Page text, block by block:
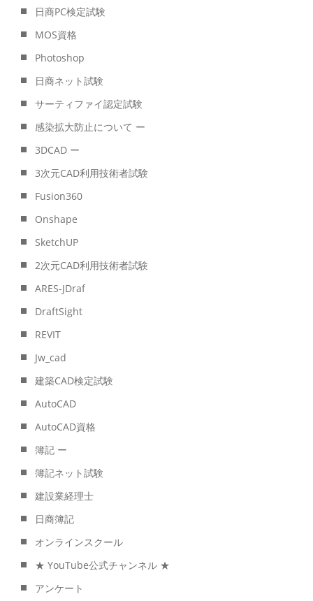
日商PC検定試験
MOS資格
Photoshop
日商ネット試験
サーティファイ認定試験
感染拡大防止について ー
3DCAD ー
3次元CAD利用技術者試験
Fusion360
Onshape
SketchUP
2次元CAD利用技術者試験
ARES-JDraf
DraftSight
REVIT
Jw_cad
建築CAD検定試験
AutoCAD
AutoCAD資格
簿記 ー
簿記ネット試験
建設業経理士
日商簿記
オンラインスクール
★ YouTube公式チャンネル ★
アンケート